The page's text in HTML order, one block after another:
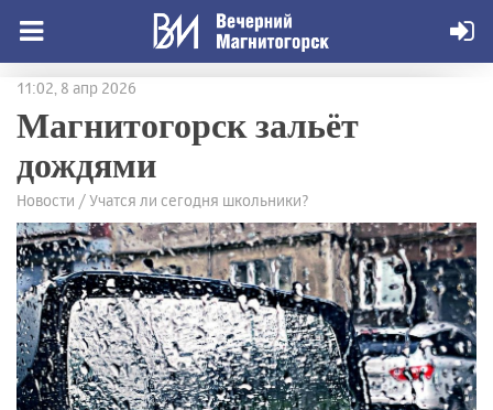
11:02, 8 апр 2026
Магнитогорск зальёт
дождями
Новости / Учатся ли сегодня школьники?